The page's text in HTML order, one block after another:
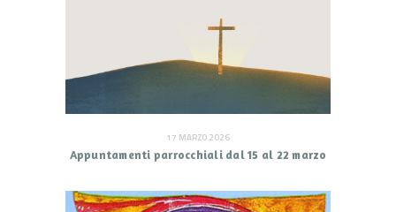
17 MARZO 2026
Appuntamenti parrocchiali dal 15 al 22 marzo